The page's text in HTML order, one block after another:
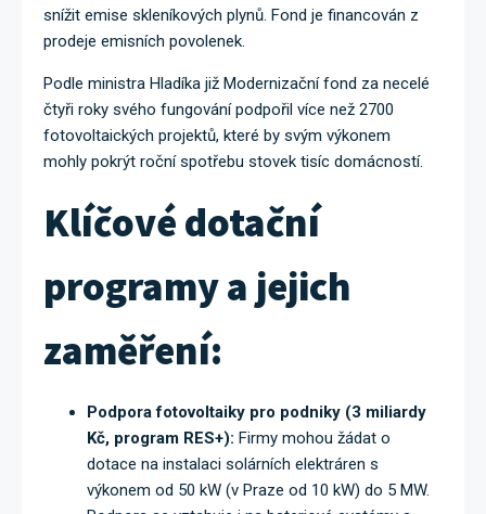
snížit emise skleníkových plynů. Fond je financován z
prodeje emisních povolenek.
Podle ministra Hladíka již Modernizační fond za necelé
čtyři roky svého fungování podpořil více než 2700
fotovoltaických projektů, které by svým výkonem
mohly pokrýt roční spotřebu stovek tisíc domácností.
Klíčové dotační
programy a jejich
zaměření:
Podpora fotovoltaiky pro podniky (3 miliardy
Kč, program RES+): Firmy mohou žádat o
dotace na instalaci solárních elektráren s
výkonem od 50 kW (v Praze od 10 kW) do 5 MW.